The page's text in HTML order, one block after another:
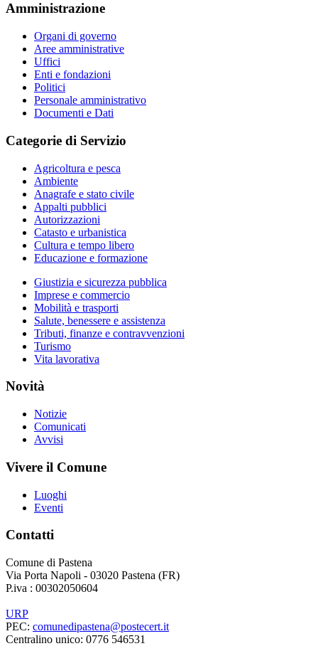
Amministrazione
Organi di governo
Aree amministrative
Uffici
Enti e fondazioni
Politici
Personale amministrativo
Documenti e Dati
Categorie di Servizio
Agricoltura e pesca
Ambiente
Anagrafe e stato civile
Appalti pubblici
Autorizzazioni
Catasto e urbanistica
Cultura e tempo libero
Educazione e formazione
Giustizia e sicurezza pubblica
Imprese e commercio
Mobilità e trasporti
Salute, benessere e assistenza
Tributi, finanze e contravvenzioni
Turismo
Vita lavorativa
Novità
Notizie
Comunicati
Avvisi
Vivere il Comune
Luoghi
Eventi
Contatti
Comune di Pastena
Via Porta Napoli - 03020 Pastena (FR)
P.iva : 00302050604
URP
PEC: comunedipastena@postecert.it
Centralino unico: 0776 546531